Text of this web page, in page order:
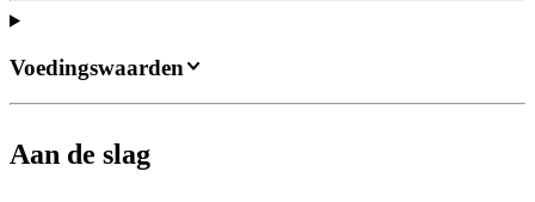
Aan de slag
Voedingswaarden